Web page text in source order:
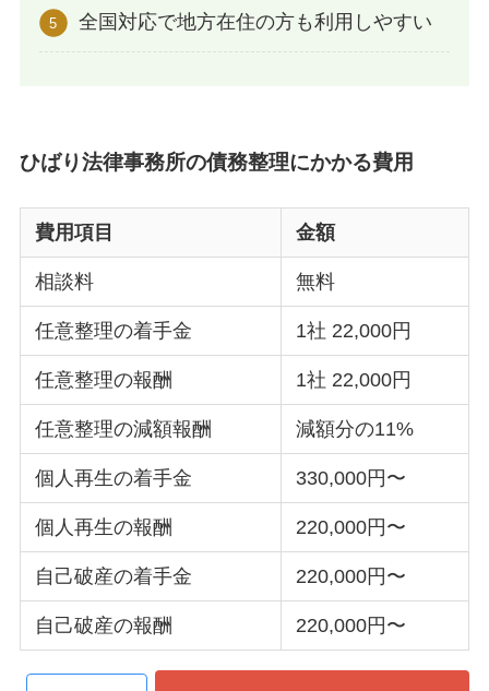
全国対応で地方在住の方も利用しやすい
ひばり法律事務所の債務整理にかかる費用
費用項目 金額
相談料 無料
任意整理の着手金 1社 22,000円
任意整理の報酬 1社 22,000円
任意整理の減額報酬 減額分の11%
個人再生の着手金 330,000円〜
個人再生の報酬 220,000円〜
自己破産の着手金 220,000円〜
自己破産の報酬 220,000円〜